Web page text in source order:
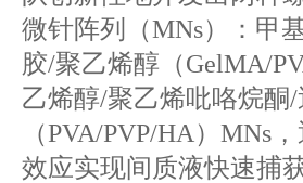
微针阵列（MNs）：甲
胶/聚乙烯醇（GelMA/
乙烯醇/聚乙烯吡咯烷酮
（PVA/PVP/HA）MNs
效应实现间质液快速捕获